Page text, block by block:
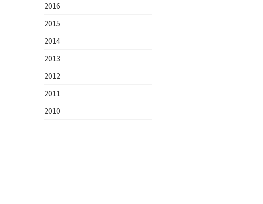
2016
2015
2014
2013
2012
2011
2010